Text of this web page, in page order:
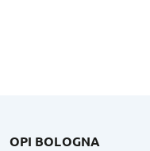
OPI BOLOGNA